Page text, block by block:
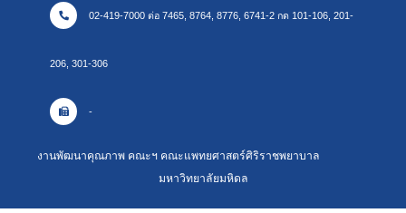
02-419-7000 ต่อ 7465, 8764, 8776, 6741-2 กด 101-106, 201-
206, 301-306
-
งานพัฒนาคุณภาพ คณะฯ คณะแพทยศาสตร์ศิริราชพยาบาล
มหาวิทยาลัยมหิดล